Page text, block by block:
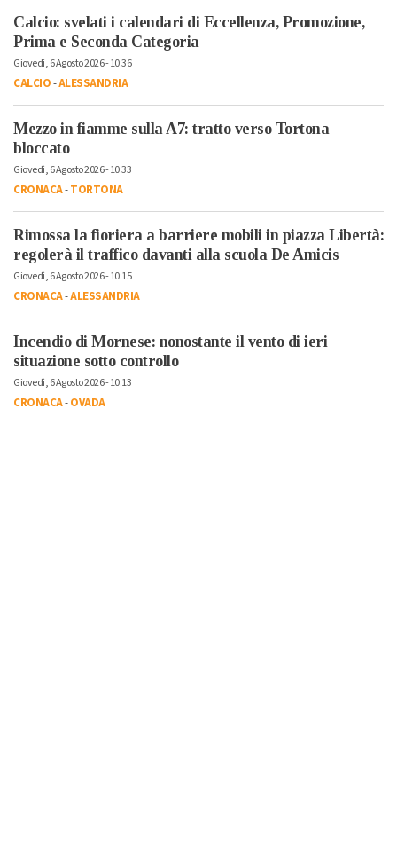
Calcio: svelati i calendari di Eccellenza, Promozione,
Prima e Seconda Categoria
Giovedì, 6 Agosto 2026 - 10:36
CALCIO-ALESSANDRIA
Mezzo in fiamme sulla A7: tratto verso Tortona
bloccato
Giovedì, 6 Agosto 2026 - 10:33
CRONACA-TORTONA
Rimossa la fioriera a barriere mobili in piazza Libertà:
regolerà il traffico davanti alla scuola De Amicis
Giovedì, 6 Agosto 2026 - 10:15
CRONACA-ALESSANDRIA
Incendio di Mornese: nonostante il vento di ieri
situazione sotto controllo
Giovedì, 6 Agosto 2026 - 10:13
CRONACA-OVADA